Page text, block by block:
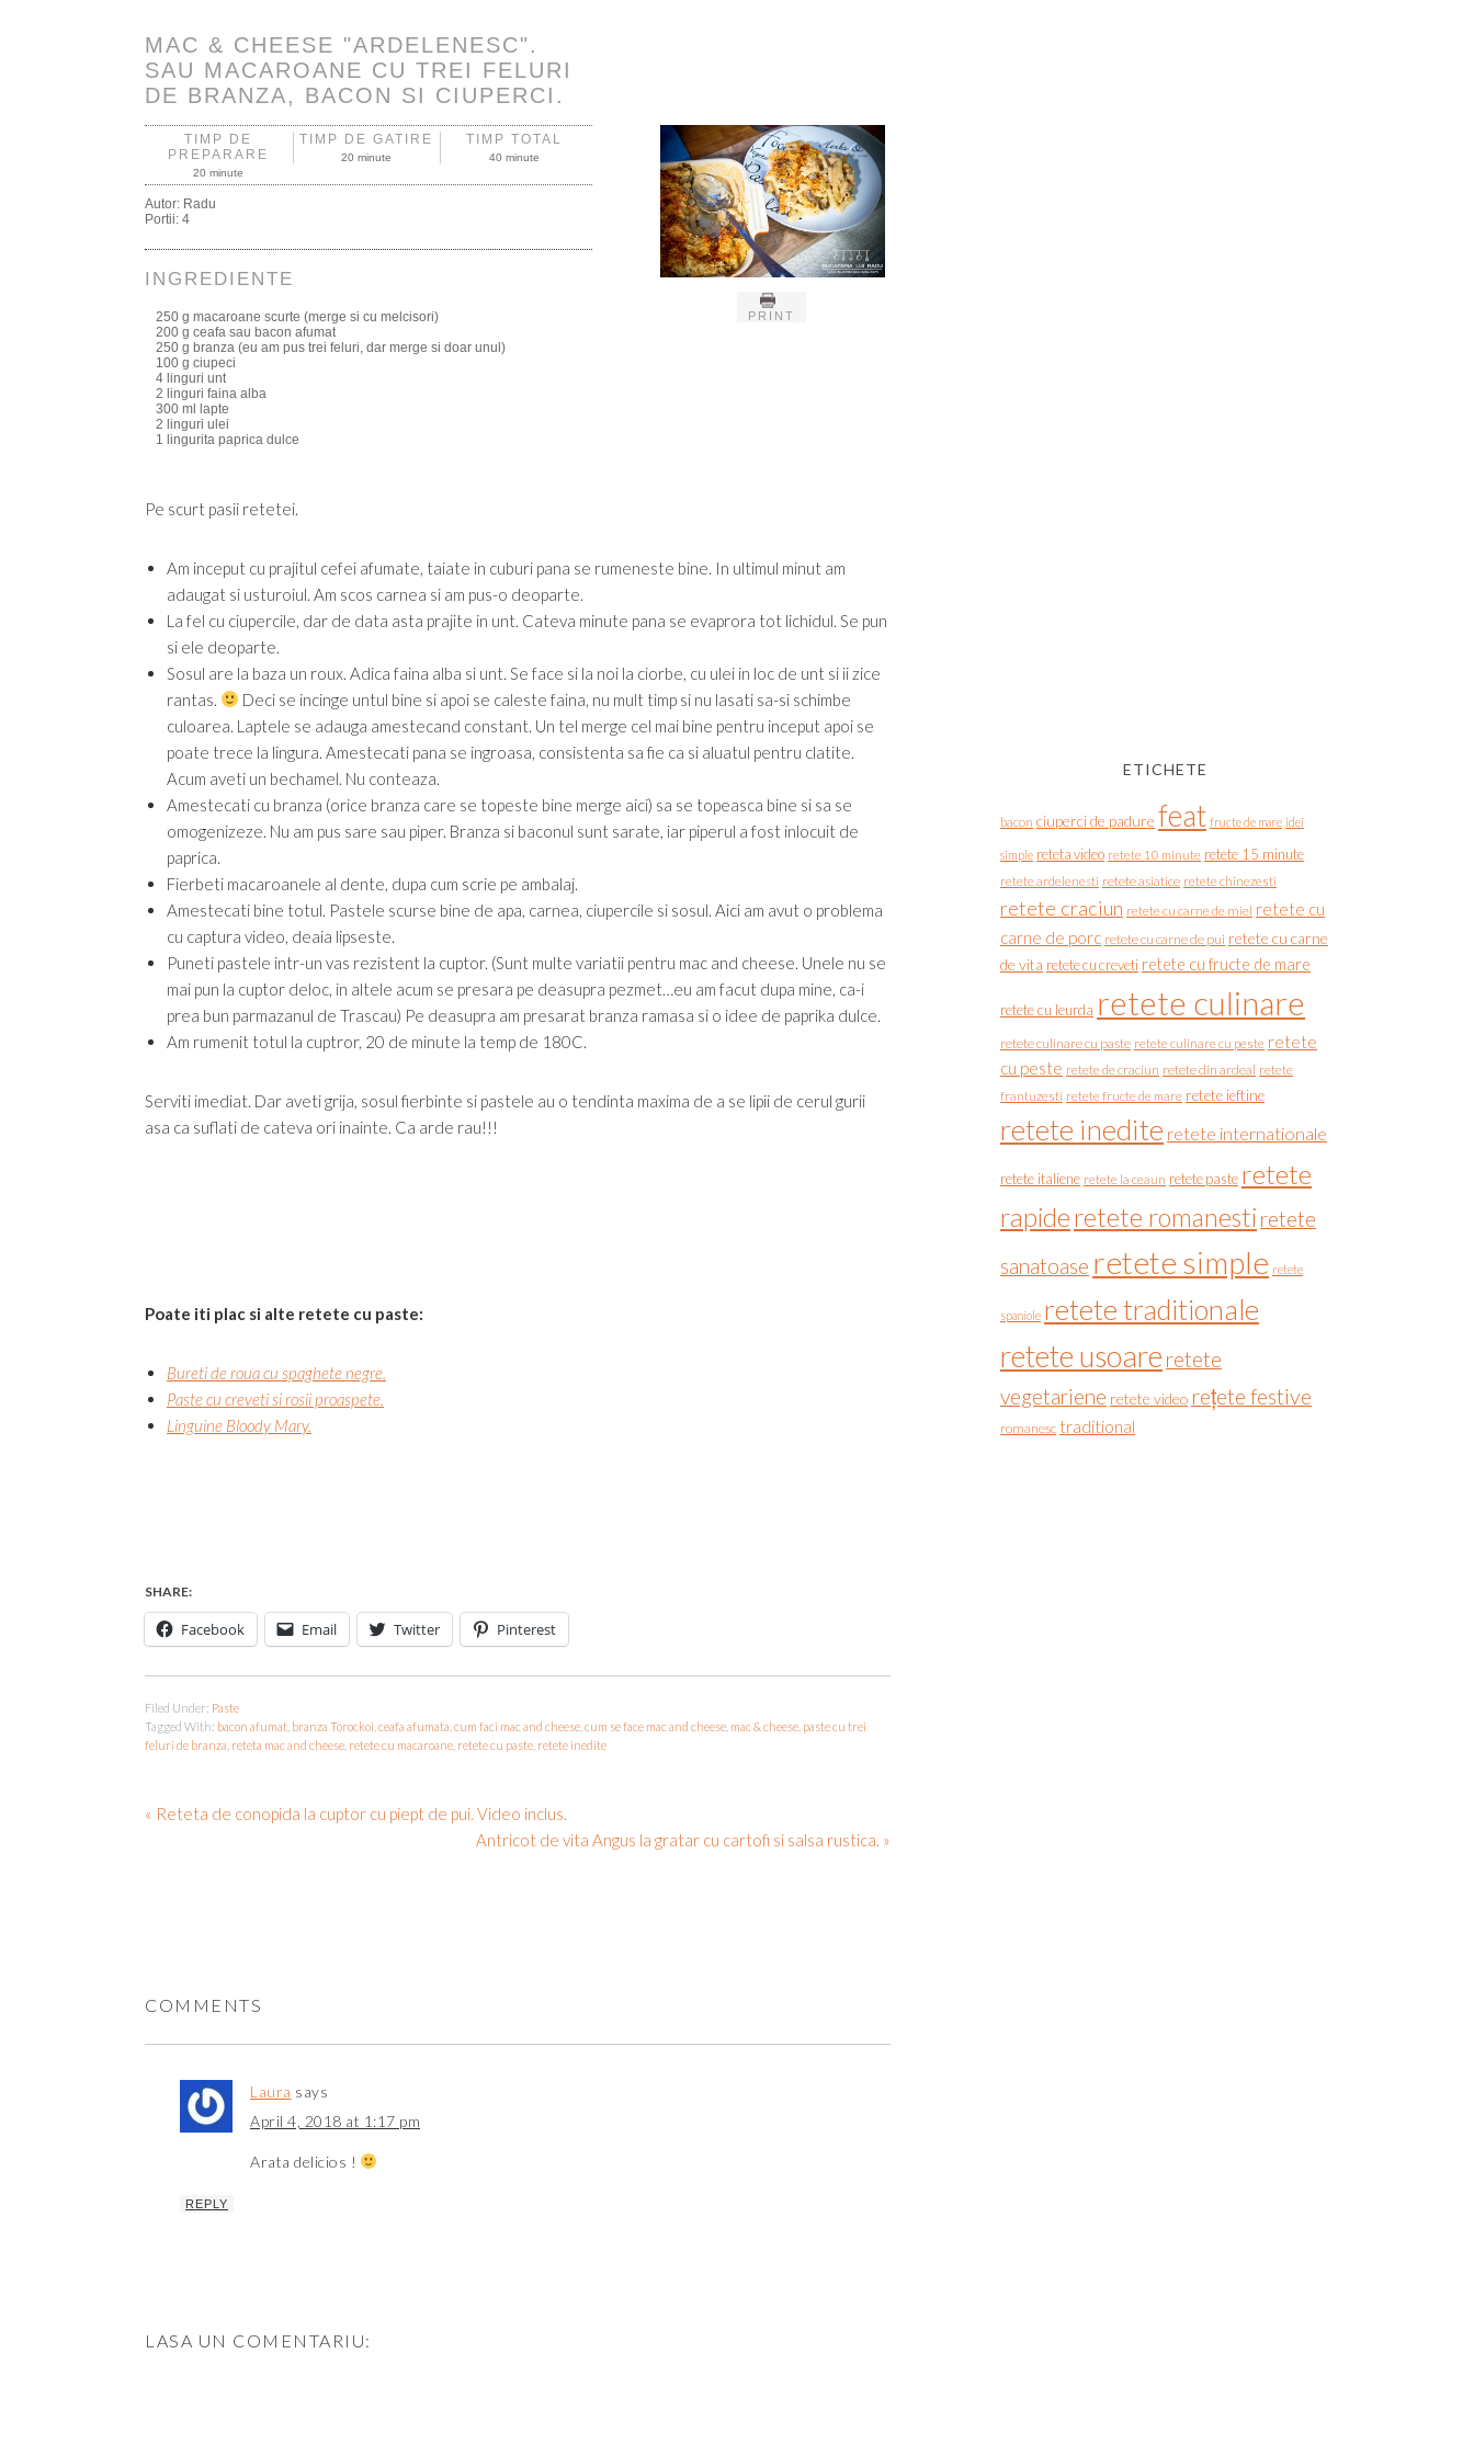
MAC & CHEESE "ARDELENESC".
SAU MACAROANE CU TREI FELURI
DE BRANZA, BACON SI CIUPERCI.
PRINT
TIMP DE
PREPARARE
20 minute
TIMP DE GATIRE
20 minute
TIMP TOTAL
40 minute
Autor: Radu
Portii: 4
INGREDIENTE
250 g macaroane scurte (merge si cu melcisori)
200 g ceafa sau bacon afumat
250 g branza (eu am pus trei feluri, dar merge si doar unul)
100 g ciupeci
4 linguri unt
2 linguri faina alba
300 ml lapte
2 linguri ulei
1 lingurita paprica dulce
Pe scurt pasii retetei.
Am inceput cu prajitul cefei afumate, taiate in cuburi pana se rumeneste bine. In ultimul minut am
adaugat si usturoiul. Am scos carnea si am pus-o deoparte.
La fel cu ciupercile, dar de data asta prajite in unt. Cateva minute pana se evaprora tot lichidul. Se pun
si ele deoparte.
Sosul are la baza un roux. Adica faina alba si unt. Se face si la noi la ciorbe, cu ulei in loc de unt si ii zice
rantas.
Deci se incinge untul bine si apoi se caleste faina, nu mult timp si nu lasati sa-si schimbe
culoarea. Laptele se adauga amestecand constant. Un tel merge cel mai bine pentru inceput apoi se
poate trece la lingura. Amestecati pana se ingroasa, consistenta sa fie ca si aluatul pentru clatite.
Acum aveti un bechamel. Nu conteaza.
Amestecati cu branza (orice branza care se topeste bine merge aici) sa se topeasca bine si sa se
omogenizeze. Nu am pus sare sau piper. Branza si baconul sunt sarate, iar piperul a fost inlocuit de
paprica.
Fierbeti macaroanele al dente, dupa cum scrie pe ambalaj.
Amestecati bine totul. Pastele scurse bine de apa, carnea, ciupercile si sosul. Aici am avut o problema
cu captura video, deaia lipseste.
Puneti pastele intr-un vas rezistent la cuptor. (Sunt multe variatii pentru mac and cheese. Unele nu se
mai pun la cuptor deloc, in altele acum se presara pe deasupra pezmet…eu am facut dupa mine, ca-i
prea bun parmazanul de Trascau) Pe deasupra am presarat branza ramasa si o idee de paprika dulce.
Am rumenit totul la cuptror, 20 de minute la temp de 180C.
Serviti imediat. Dar aveti grija, sosul fierbinte si pastele au o tendinta maxima de a se lipii de cerul gurii
asa ca suflati de cateva ori inainte. Ca arde rau!!!
Poate iti plac si alte retete cu paste:
Bureti de roua cu spaghete negre.
Paste cu creveti si rosii proaspete.
Linguine Bloody Mary.
SHARE:
Facebook Email Twitter Pinterest
Filed Under: Paste
Tagged With: bacon afumat branza Torockoi ceafa afumata cum faci mac and cheese cum se face mac and cheese mac & cheese paste cu trei
feluri de branza reteta mac and cheese retete cu macaroane retete cu paste retete inedite
« Reteta de conopida la cuptor cu piept de pui. Video inclus.
Antricot de vita Angus la gratar cu cartofi si salsa rustica. »
COMMENTS
Laura says
April 4, 2018 at 1:17 pm
Arata delicios !
REPLY
LASA UN COMENTARIU:
ETICHETE
bacon ciuperci de padure feat fructe de mare idei
simple reteta video retete 10 minute retete 15 minute
retete ardelenesti retete asiatice retete chinezesti
retete craciun retete cu carne de miel retete cu
carne de porc retete cu carne de pui retete cu carne
de vita retete cu creveti retete cu fructe de mare
retete cu leurda retete culinare
retete culinare cu paste retete culinare cu peste retete
cu peste retete de craciun retete din ardeal retete
frantuzesti retete fructe de mare retete ieftine
retete inedite retete internationale
retete italiene retete la ceaun retete paste retete
rapideretete romanesti retete
sanatoase retete simple retete
spaniole retete traditionale
retete usoare retete
vegetariene retete video rețete festive
romanesc traditional